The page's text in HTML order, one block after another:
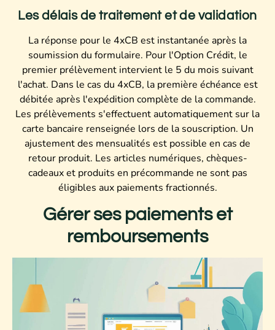
Les délais de traitement et de validation
La réponse pour le 4xCB est instantanée après la
soumission du formulaire. Pour l'Option Crédit, le
premier prélèvement intervient le 5 du mois suivant
l'achat. Dans le cas du 4xCB, la première échéance est
débitée après l'expédition complète de la commande.
Les prélèvements s'effectuent automatiquement sur la
carte bancaire renseignée lors de la souscription. Un
ajustement des mensualités est possible en cas de
retour produit. Les articles numériques, chèques-
cadeaux et produits en précommande ne sont pas
éligibles aux paiements fractionnés.
Gérer ses paiements et
remboursements